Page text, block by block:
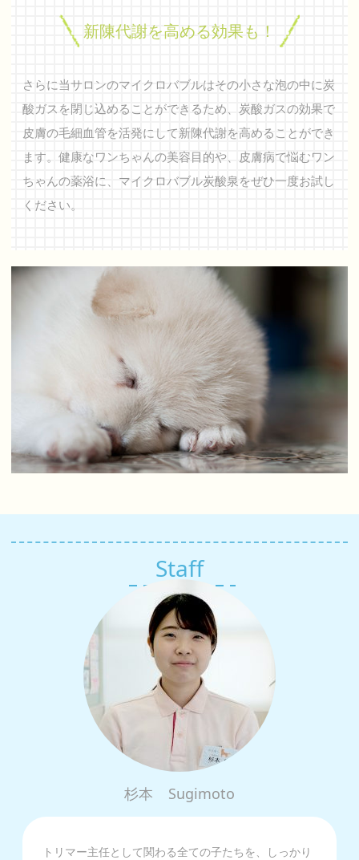
新陳代謝を高める効果も！
さらに当サロンのマイクロバブルはその小さな泡の中に炭
酸ガスを閉じ込めることができるため、炭酸ガスの効果で
皮膚の毛細血管を活発にして新陳代謝を高めることができ
ます。健康なワンちゃんの美容目的や、皮膚病で悩むワン
ちゃんの薬浴に、マイクロバブル炭酸泉をぜひ一度お試し
ください。
Staff
スタッフ
杉本 Sugimoto
トリマー主任として関わる全ての子たちを、しっかり